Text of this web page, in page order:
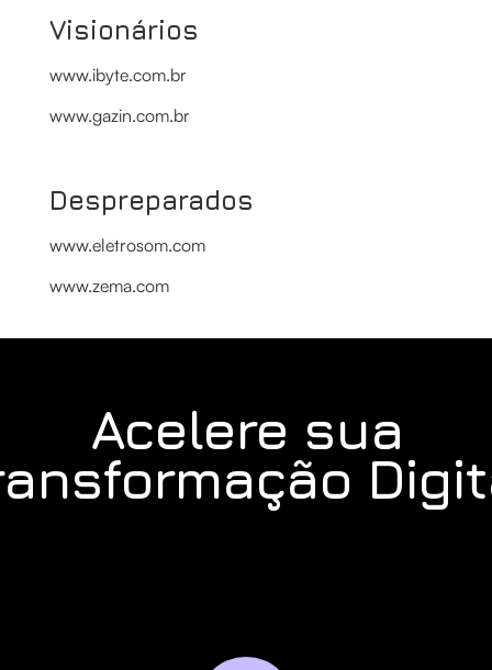
Visionários
www.ibyte.com.br
www.gazin.com.br
Despreparados
www.eletrosom.com
www.zema.com
Acelere sua